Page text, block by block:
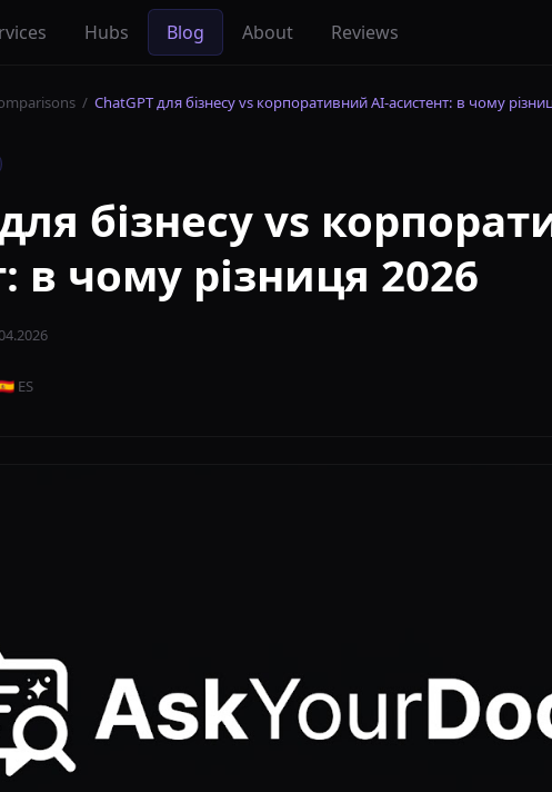
Hubs Blog About Reviews
/ ChatGPT для бізнесу vs корпоративний AI-асистент: в чому
бізнесу vs
в чому різниця 2026
ES